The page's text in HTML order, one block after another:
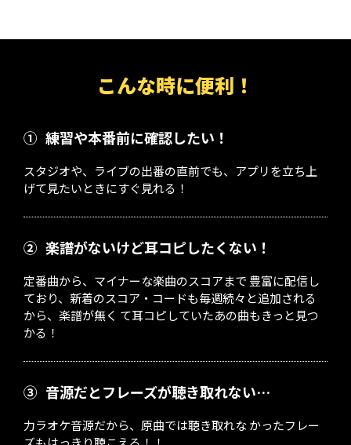
こんな時に便利！
① 練習や本番前に確認したい！
スタジオや、ライブの出番の直前でも、アプリを立ち上
げて見たいときにすぐ見れる！
② 楽譜がないけど耳コピしたくない！
定番曲から、マイナーな楽曲のスコアまで 豊富に配信し
ており、新着のスコア・コードも毎週続々と追加される
から、楽譜が無く て耳コピしていたあの曲もきっと見つ
かる！
③ 音源だとフレーズが聴き取れない…
力ラオケ音源だから、原曲では聴き取れな かったフレー